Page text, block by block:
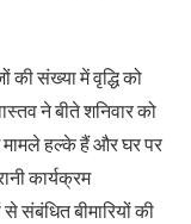
की संख्या में वृद्धि को
ने बीते शनिवार को
मामले हल्के हैं और घर पर
कार्यक्रम
बीमारियों की